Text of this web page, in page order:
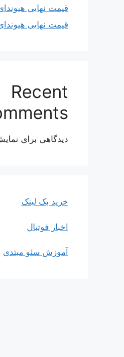
قیمت نهایی هیوندای
قیمت نهایی هیوندای
Recent
دیدگاهی برای
خرید بک لینک
اخبار فوتبال
آموزش سئو مبتدی